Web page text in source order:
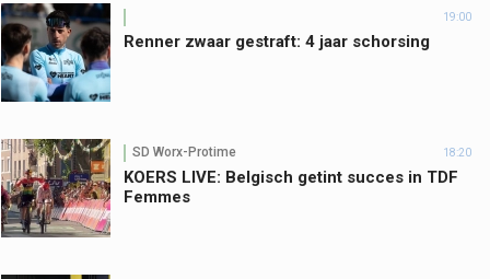
19:00
Renner zwaar gestraft: 4 jaar schorsing
SD Worx-Protime 18:20
KOERS LIVE: Belgisch getint succes in TDF
Femmes